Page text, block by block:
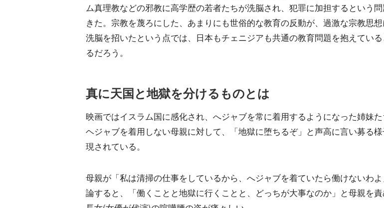
ム真理教などの邪教に高学歴の若者たちが洗脳され、犯罪に加担するという
きた。宗教を蔑ろにした、あまりにも世俗的な教育の反動が、過激な宗教思
洗脳を招いたという点では、日本もチェニジアも共通の教育問題を抱えている
るだろう。
真に天国と地獄を分けるものとは
映画ではイスラム国に感化され、へジャブを常に着用するようになった姉妹た
ヘジャブを着用しない母親に対して、「地獄に堕ちるぞ」と声高に言い募る
現されている。
母親が「私は清掃の仕事をしているから、へジャブを着ていたら働けないわよ
論すると、「働くことと地獄に行くことと、どっちが大事なのか」と母親を